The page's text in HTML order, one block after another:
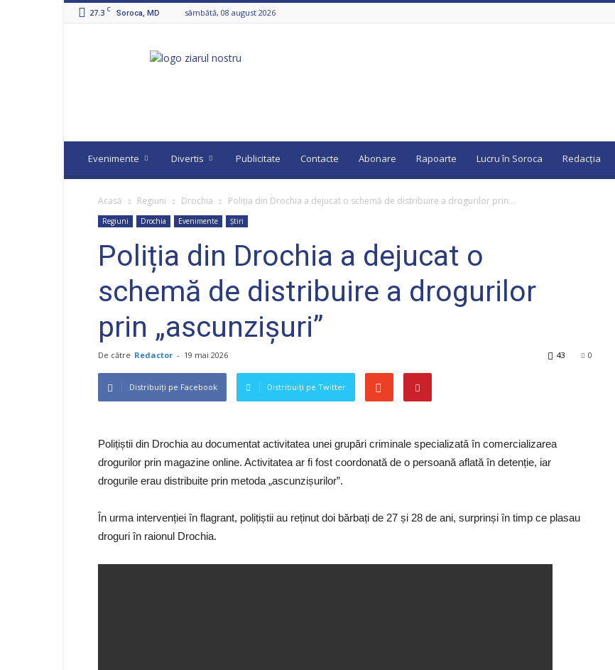
27.3 C Soroca, MD sâmbătă, 08 august 2026
Evenimente Divertis Publicitate Contacte Abonare Rapoarte Lucru în Soroca Redacția
Acasă Regiuni Drochia Poliția din Drochia a dejucat o schemă de distribuire a drogurilor prin...
Regiuni Drochia Evenimente Știri
Poliția din Drochia a dejucat o
schemă de distribuire a drogurilor
prin „ascunzișuri”
De către Redactor - 19 mai 2026 0
43
Distribuiți pe Facebook Distribuiți pe Twitter
Polițiștii din Drochia au documentat activitatea unei grupări criminale specializatǎ în comercializarea
drogurilor prin magazine online. Activitatea ar fi fost coordonată de o persoană aflată în detenție, iar
drogurile erau distribuite prin metoda „ascunzișurilor”.
În urma intervenției în flagrant, polițiștii au reținut doi bărbați de 27 și 28 de ani, surprinși în timp ce plasau
droguri în raionul Drochia.